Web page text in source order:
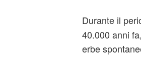
Durante il
40.000 anni
erbe